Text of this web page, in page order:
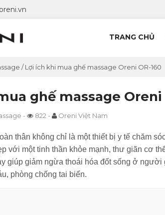
TRANG CHỦ
/Lợi ích khi mua ghế massage Oreni OR-160
ghế massage Oreni
- 822 - Oreni Việt Nam
thân không chỉ là một thiết bị y tế chăm
với một tinh thần khỏe mạnh, thư giãn cơ
giúp giảm ngừa thoái hóa đốt sống ở
phòng chống tai biến.